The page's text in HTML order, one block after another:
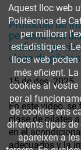
Protocolo de
persona con
realizar
clase de pilates
15 de des. 2025
En este video,
clase de pilates
en el
adecuados y la
Aquest lloc web
Politècnica de
per millorar
estadístiques.
llocs web poden
més eficient.
cookies al
per al
de cookies ens
diferents tipus de
apareixen a